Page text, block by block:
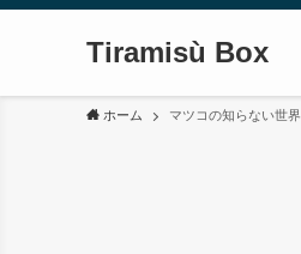
Tiramisù Box
ホーム マツコの知らない世界